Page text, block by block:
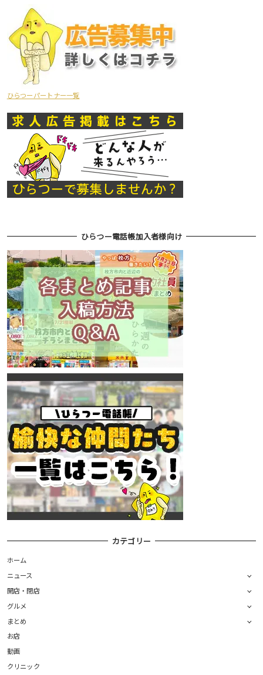
ひらつーパートナー一覧
ひらつー電話帳加入者様向け
カテゴリー
ホーム
ニュース
開店・閉店
グルメ
まとめ
お店
動画
クリニック